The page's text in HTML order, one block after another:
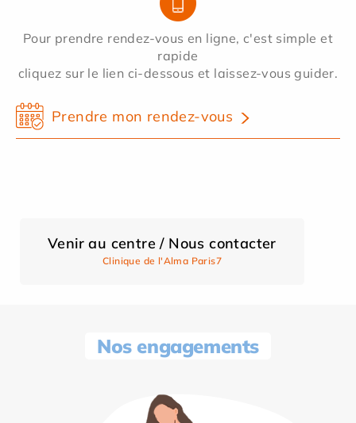
Pour prendre rendez-vous en ligne, c'est simple et
rapide
cliquez sur le lien ci-dessous et laissez-vous guider.
Prendre mon rendez-vous
Venir au centre / Nous contacter
Clinique de l'Alma Paris7
Nos engagements